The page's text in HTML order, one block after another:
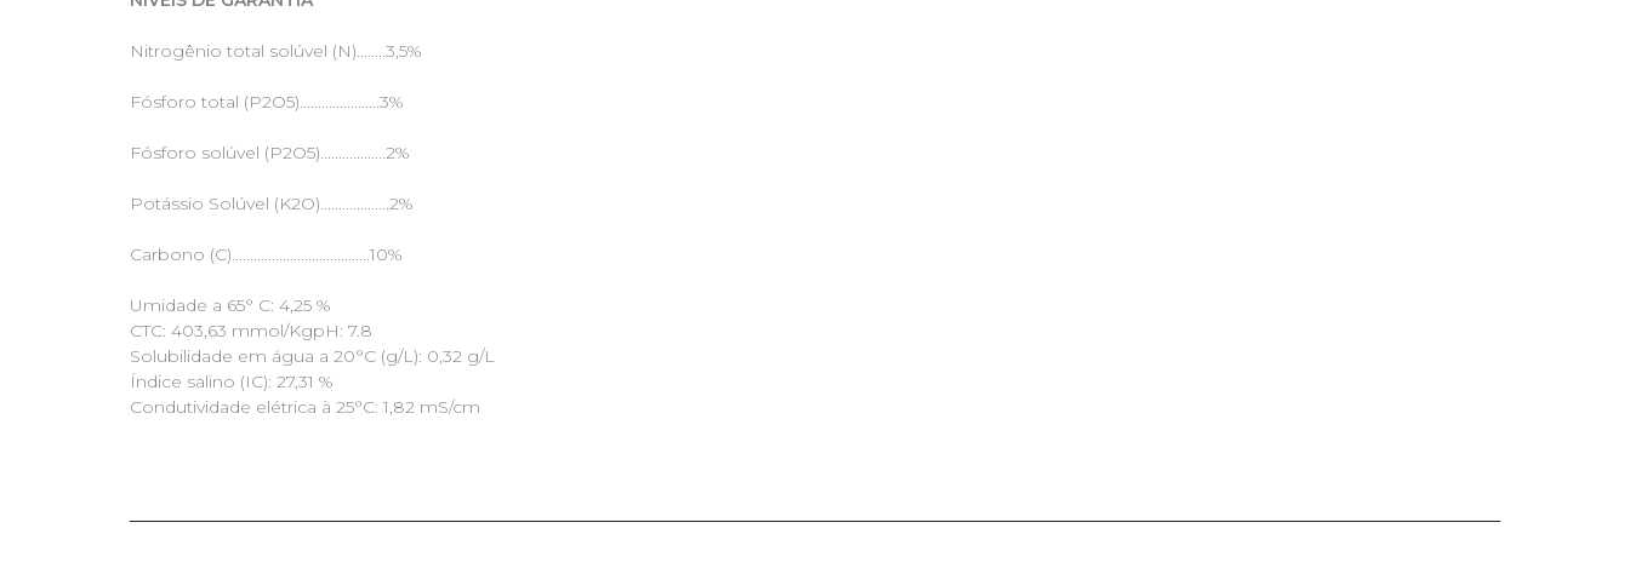
Nitrogênio total solúvel (N)........3,5%
Fósforo total (P2O5)......................3%
Fósforo solúvel (P2O5)..................2%
Potássio Solúvel (K2O)...................2%
Carbono (C)......................................10%
Umidade a 65° C: 4,25 %
CTC: 403,63 mmol/KgpH: 7.8
Solubilidade em água a 20°C (g/L): 0,32 g/L
Índice salino (IC): 27,31 %
Condutividade elétrica à 25°C: 1,82 mS/cm